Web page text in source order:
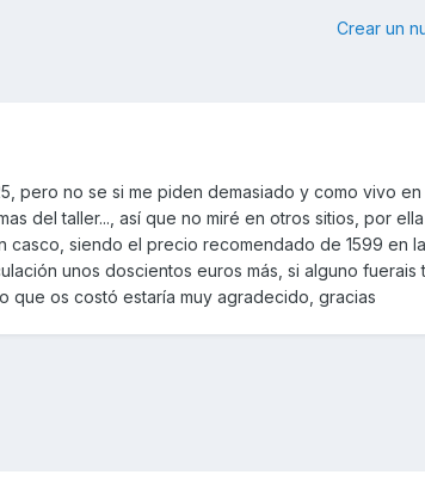
Crear un
pero no se si me piden demasiado y como vivo
del taller..., así que no miré en otros sitios, por
casco, siendo el precio recomendado de 1599 en
unos doscientos euros más, si alguno fuerais
os costó estaría muy agradecido, gracias